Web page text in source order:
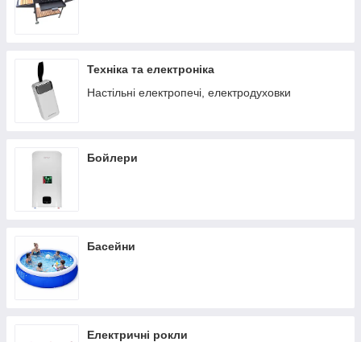
Техніка та електроніка
Настільні електропечі, електродуховки
Бойлери
Басейни
Електричні рокли